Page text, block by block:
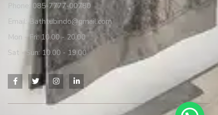
Phone: 085-7777-00780
Email: Bathtubindo@gmail.com
Mon - Fri: 10.00 - 20.00
Sat - Sun: 10.00 - 19.00